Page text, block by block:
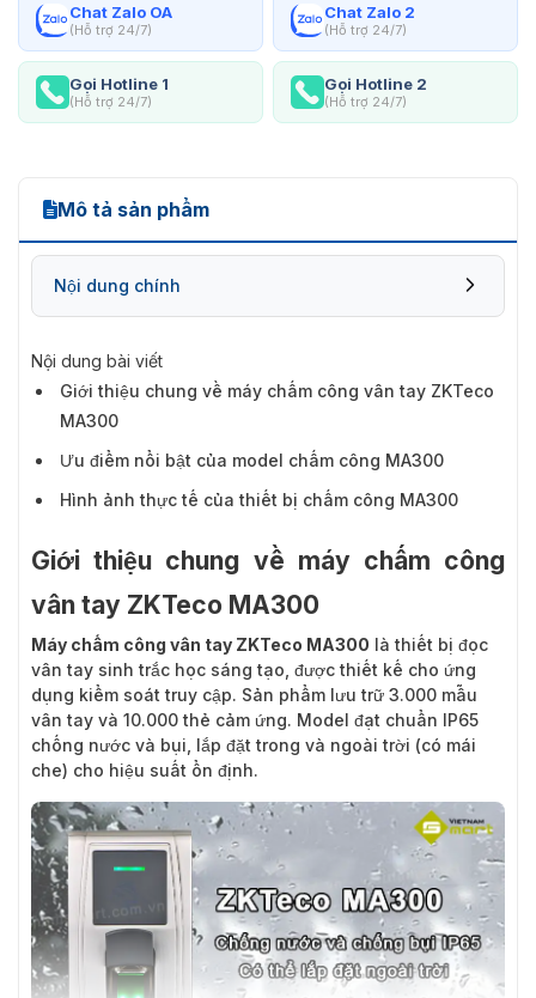
Chat Zalo OA
(Hỗ trợ 24/7)
Chat Zalo 2
(Hỗ trợ 24/7)
Gọi Hotline 1
(Hỗ trợ 24/7)
Gọi Hotline 2
(Hỗ trợ 24/7)
Mô tả sản phẩm
Nội dung chính
Nội dung bài viết
Giới thiệu chung về máy chấm công vân tay ZKTeco
MA300
Ưu điểm nổi bật của model chấm công MA300
Hình ảnh thực tế của thiết bị chấm công MA300
Giới thiệu chung về máy chấm công
vân tay ZKTeco MA300
Máy chấm công vân tay ZKTeco MA300 là thiết bị đọc
vân tay sinh trắc học sáng tạo, được thiết kế cho ứng
dụng kiểm soát truy cập. Sản phẩm lưu trữ 3.000 mẫu
vân tay và 10.000 thẻ cảm ứng. Model đạt chuẩn IP65
chống nước và bụi, lắp đặt trong và ngoài trời (có mái
che) cho hiệu suất ổn định.